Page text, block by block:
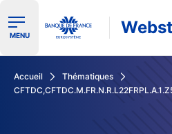
Ouvrir le menu de navigation
MENU
Accueil
Thématiques